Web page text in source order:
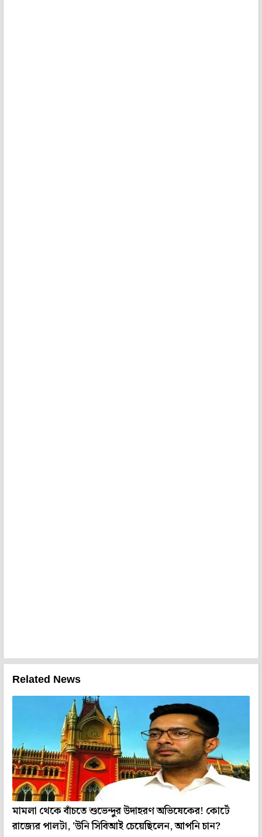
Related News
মামলা থেকে বাঁচতে শুভেন্দুর উদাহরণ অভিষেকের! কোর্টে
রাজ্যের পালটা, 'উনি সিবিআই চেয়েছিলেন, আপনি চান?